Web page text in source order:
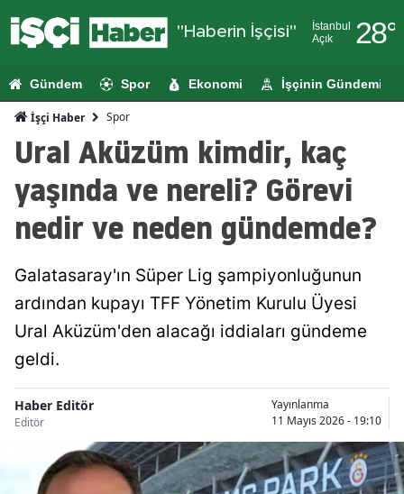
"Haberin İşçisi"
İstanbul
Açık
28°
Adıyaman
Ağrı
Amasya
Ankara
Antalya
Artvin
Balıkesir
Bilecik
Bingöl
Gündem Spor Ekonomi İşçinin Gündemi
İşçi Haber Spor
Ural Aküzüm kimdir, kaç
yaşında ve nereli? Görevi
nedir ve neden gündemde?
Galatasaray'ın Süper Lig şampiyonluğunun
ardından kupayı TFF Yönetim Kurulu Üyesi
Ural Aküzüm'den alacağı iddiaları gündeme
geldi.
Haber Editör
Editör
Yayınlanma
11 Mayıs 2026 - 19:10